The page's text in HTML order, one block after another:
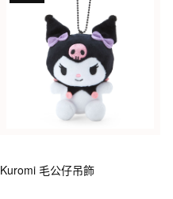
Kuromi 毛公仔吊飾